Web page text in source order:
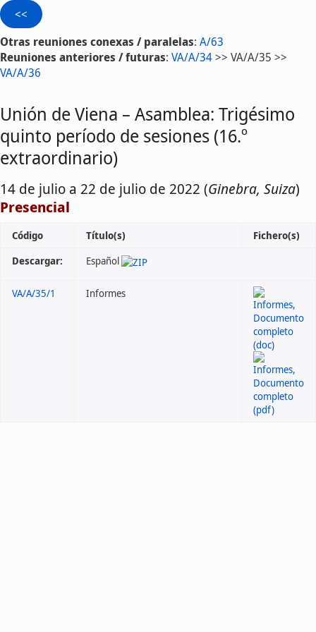
Otras reuniones conexas / paralelas: A/63
Reuniones anteriores / futuras: VA/A/34>> VA/A/35 >>
VA/A/36
Unión de Viena – Asamblea: Trigésimo
quinto período de sesiones (16.º
extraordinario)
14 de julio a 22 de julio de 2022 (Ginebra, Suiza)
Presencial
Descargar: Español
Código Título(s) Fichero(s)
VA/A/35/1 Informes